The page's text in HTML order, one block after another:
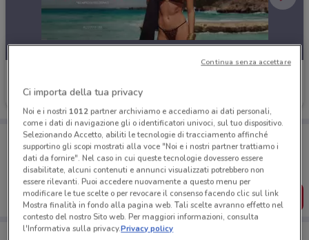
Scade il 31/08
Porta DoveConviene sempre con te!
Puoi trovare le migliori offerte dei negozi vicino a te,
salvarle e creare la tua lista del risparmio, comodamente
dal tuo cellulare.
SCARICA L’APP
Ci importa della tua privacy
Noi e i nostri 1012partner archiviamo e accediamo ai dati personali,
come i dati di navigazione gli o identificatori univoci, sul tuo dispositivo.
Selezionando Accetto, abiliti le tecnologie di tracciamento affinché
supportino gli scopi mostrati alla voce "Noi e i nostri partner trattiamo i
dati da fornire". Nel caso in cui queste tecnologie dovessero essere
disabilitate, alcuni contenuti e annunci visualizzati potrebbero non
essere rilevanti. Puoi accedere nuovamente a questo menu per
modificare le tue scelte o per revocare il consenso facendo clic sul link
Mostra finalità in fondo alla pagina web. Tali scelte avranno effetto nel
contesto del nostro Sito web. Per maggiori informazioni, consulta
l'Informativa sulla privacy.Privacy policy
Continua senza accettare